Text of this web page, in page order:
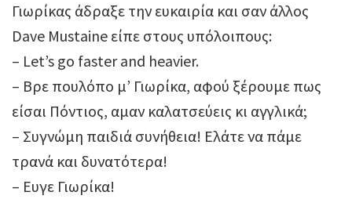
Γιωρίκας άδραξε την ευκαιρία και σαν άλλος
Dave Mustaine είπε στους υπόλοιπους:
– Let’s go faster and heavier.
– Βρε πουλόπο μ’ Γιωρίκα, αφού ξέρουμε πως
είσαι Πόντιος, αμαν καλατσεύεις κι αγγλικά;
– Συγνώμη παιδιά συνήθεια! Eλάτε να πάμε
τρανά και δυνατότερα!
– Ευγε Γιωρίκα!